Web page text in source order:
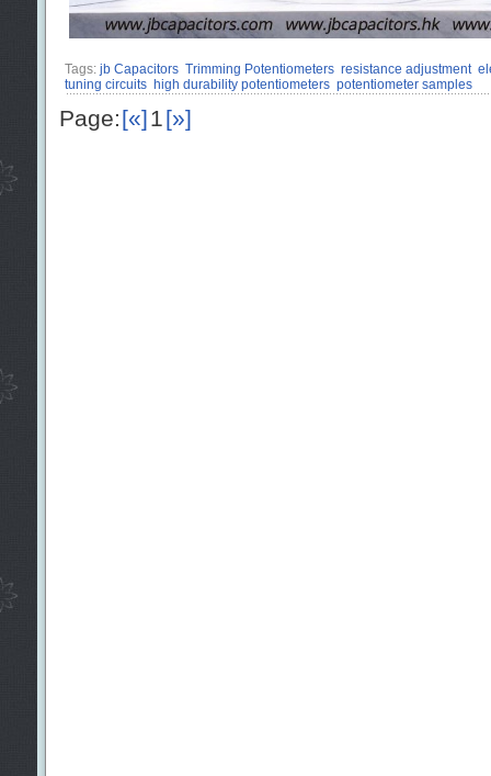
Tags: jb Capacitors Trimming Potentiometers resistance adjustment
tuning circuits
high durability potentiometers potentiometer samples
Page:[«]1[»]